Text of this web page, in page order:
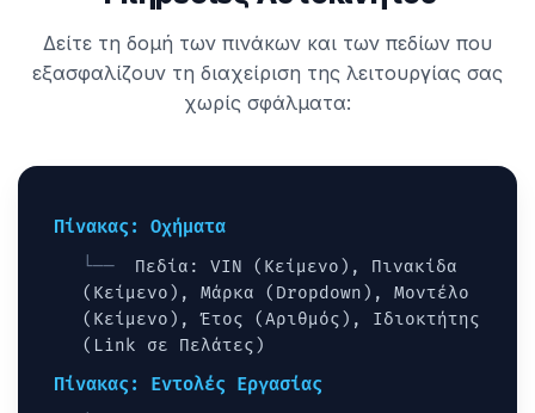
Δείτε τη δομή των πινάκων και των πεδίων που
εξασφαλίζουν τη διαχείριση της λειτουργίας σας
χωρίς σφάλματα:
Πίνακας: Οχήματα
Πεδία: VIN (Κείμενο), Πινακίδα
(Κείμενο), Μάρκα (Dropdown), Μοντέλο
(Κείμενο), Έτος (Αριθμός), Ιδιοκτήτης
(Link σε Πελάτες)
Πίνακας: Εντολές Εργασίας